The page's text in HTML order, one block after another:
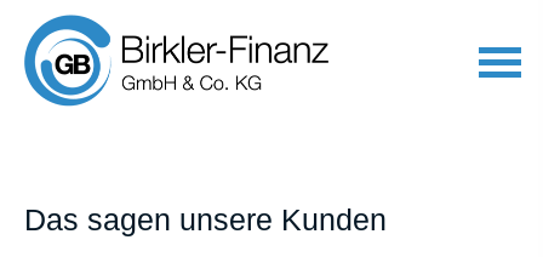
Das sagen unsere Kunden